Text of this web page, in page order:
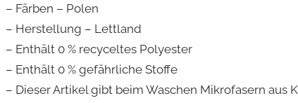
– Färben – Polen
– Herstellung – Lettland
– Enthält 0 % recyceltes Polyester
– Enthält 0 % gefährliche Stoffe
– Dieser Artikel gibt beim Waschen Mikrofasern aus